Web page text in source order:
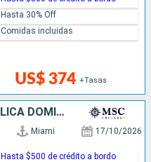
US$ 374 +Tasas
Hasta 30% Off
Comidas incluidas
ESTADOS UNIDOS, REPÚBLICA DOMINICANA, PUERTO RICO, BAHAMAS
Miami 17/10/2026
Hasta $500 de crédito a bordo